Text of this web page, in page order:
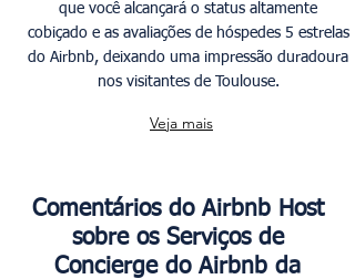
que você alcançará o status altamente
cobiçado e as avaliações de hóspedes 5 estrelas
do Airbnb, deixando uma impressão duradoura
nos visitantes de Toulouse.
Veja mais
Comentários do Airbnb Host
sobre os Serviços de
Concierge do Airbnb da